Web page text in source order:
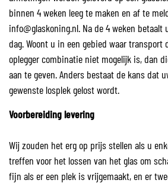
binnen 4 weken leeg te maken en af te
info@glaskoning.nl. Na de 4 weken betaalt
dag. Woont u in een gebied waar transport
oplegger combinatie niet mogelijk is, dan
aan te geven. Anders bestaat de kans dat
gewenste losplek gelost wordt.
Voorbereiding levering
Wij zouden het erg op prijs stellen als u
treffen voor het lossen van het glas om
fijn als er een plek is vrijgemaakt, en er